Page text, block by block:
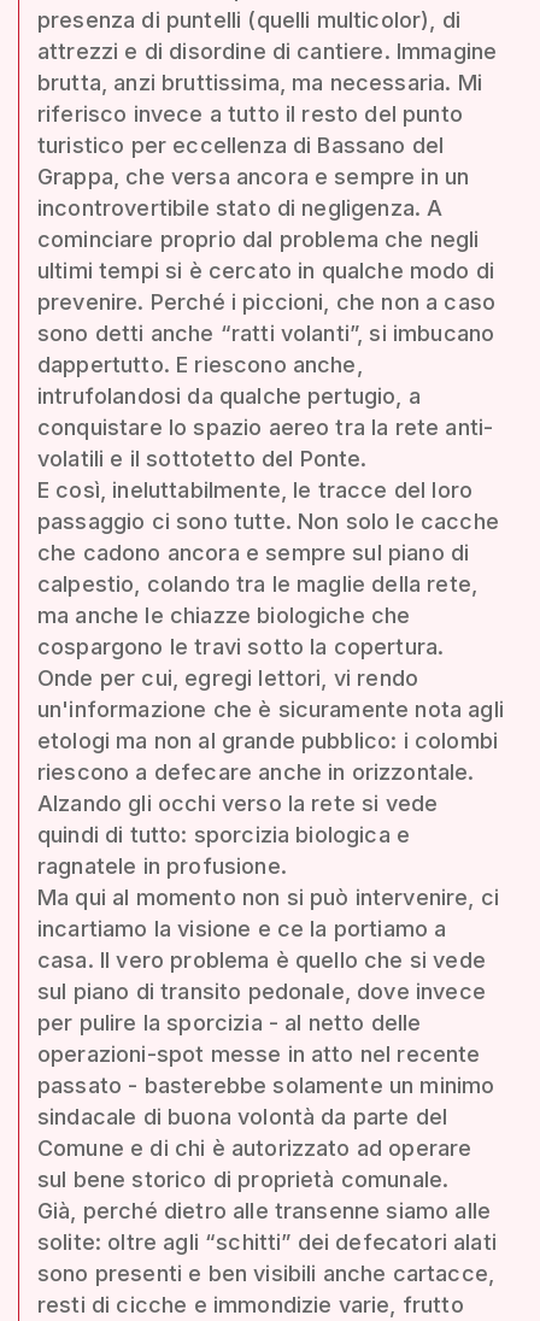
presenza di puntelli (quelli multicolor), di
attrezzi e di disordine di cantiere. Immagine
brutta, anzi bruttissima, ma necessaria. Mi
riferisco invece a tutto il resto del punto
turistico per eccellenza di Bassano del
Grappa, che versa ancora e sempre in un
incontrovertibile stato di negligenza. A
cominciare proprio dal problema che negli
ultimi tempi si è cercato in qualche modo di
prevenire. Perché i piccioni, che non a caso
sono detti anche “ratti volanti”, si imbucano
dappertutto. E riescono anche,
intrufolandosi da qualche pertugio, a
conquistare lo spazio aereo tra la rete anti-
volatili e il sottotetto del Ponte.
E così, ineluttabilmente, le tracce del loro
passaggio ci sono tutte. Non solo le cacche
che cadono ancora e sempre sul piano di
calpestio, colando tra le maglie della rete,
ma anche le chiazze biologiche che
cospargono le travi sotto la copertura.
Onde per cui, egregi lettori, vi rendo
un'informazione che è sicuramente nota agli
etologi ma non al grande pubblico: i colombi
riescono a defecare anche in orizzontale.
Alzando gli occhi verso la rete si vede
quindi di tutto: sporcizia biologica e
ragnatele in profusione.
Ma qui al momento non si può intervenire, ci
incartiamo la visione e ce la portiamo a
casa. Il vero problema è quello che si vede
sul piano di transito pedonale, dove invece
per pulire la sporcizia - al netto delle
operazioni-spot messe in atto nel recente
passato - basterebbe solamente un minimo
sindacale di buona volontà da parte del
Comune e di chi è autorizzato ad operare
sul bene storico di proprietà comunale.
Già, perché dietro alle transenne siamo alle
solite: oltre agli “schitti” dei defecatori alati
sono presenti e ben visibili anche cartacce,
resti di cicche e immondizie varie, frutto